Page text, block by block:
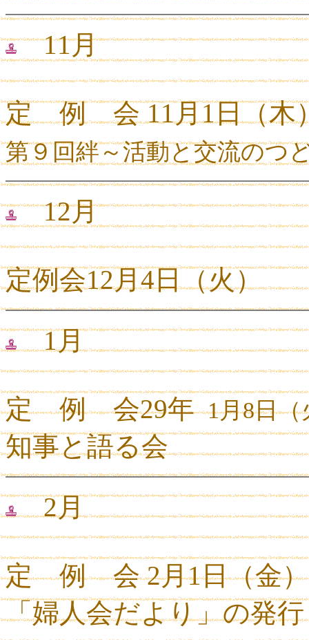
11月
定 例 会 11月1日（木
第９回絆～活動と交流のつ
12月
定例会12月4日（火）
1月
定 例 会29年 1月8日（
知事と語る会
2月
定 例 会 2月1日（金）
「婦人会だより」の発